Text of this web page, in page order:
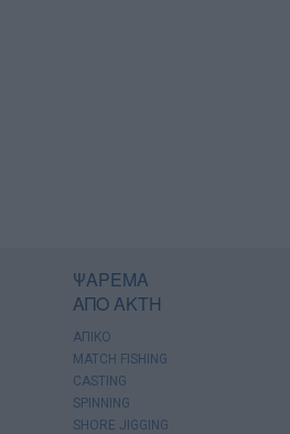
ΨΑΡΕΜΑ
ΑΠΟ ΑΚΤΗ
ΑΠΙΚΟ
MATCH FISHING
CASTING
SPINNING
SHORE JIGGING